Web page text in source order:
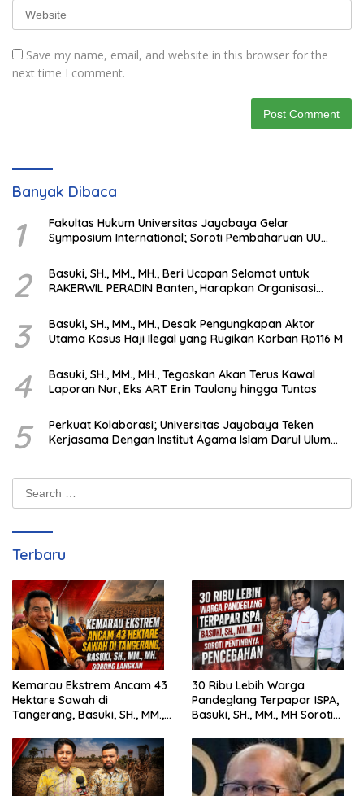
Save my name, email, and website in this browser for the
next time I comment.
Banyak Dibaca
1
Fakultas Hukum Universitas Jayabaya Gelar
Symposium International; Soroti Pembaharuan UU
2
Basuki, SH., MM., MH., Beri Ucapan Selamat untuk
RAKERWIL PERADIN Banten, Harapkan Organisasi
3
Basuki, SH., MM., MH., Desak Pengungkapan Aktor
Utama Kasus Haji Ilegal yang Rugikan Korban Rp116 M
4
Basuki, SH., MM., MH., Tegaskan Akan Terus Kawal
Laporan Nur, Eks ART Erin Taulany hingga Tuntas
5
Perkuat Kolaborasi; Universitas Jayabaya Teken
Kerjasama Dengan Institut Agama Islam Darul Ulum
Search
for:
Terbaru
Kemarau Ekstrem Ancam 43
Hektare Sawah di
Tangerang, Basuki, SH., MM.,
Pemerintah
30 Ribu Lebih Warga
Pandeglang Terpapar ISPA,
Basuki, SH., MM., MH Soroti